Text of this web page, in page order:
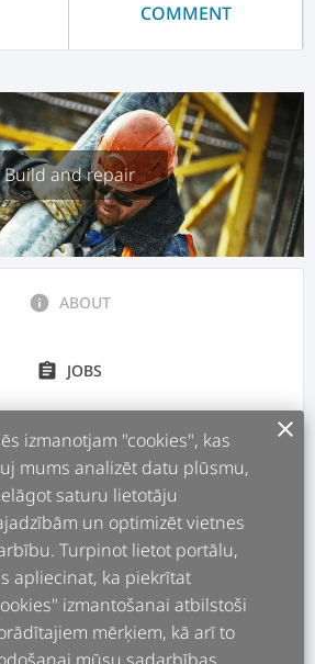
COMMENT
Build and repair
info ABOUT
assignment JOBS
forumPOSTS
messageREVIEWS
repairs
izmanotjam "cookies", kas
mums analizēt datu plūsmu,
saturu lietotāju
un optimizēt vietnes
Turpinot lietot portālu,
apliecinat, ka piekrītat
izmantošanai atbilstoši
mērķiem, kā arī to
clear